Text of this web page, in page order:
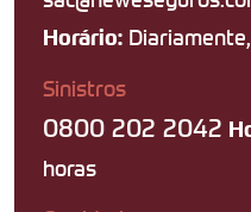
Horário:
Sinistros
0800 202 2042
horas